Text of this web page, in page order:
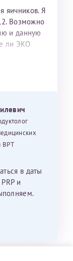
яичников. Я
Возможно
и данную
ли ЭКО
ВРТ
в даты
и